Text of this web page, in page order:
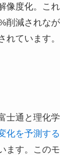
像度化。こ
削減されな
れています。
士通と理化学
化を予測す
ます。この